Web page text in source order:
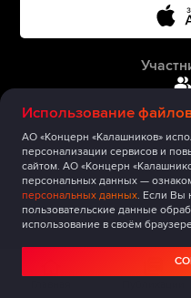
Использование
АО «Концерн «Калашников»
персонализации сервисов и
сайтом. АО «Концерн
персональных данных —
персональных данных. Если Вы
пользовательские данные
использование в своём